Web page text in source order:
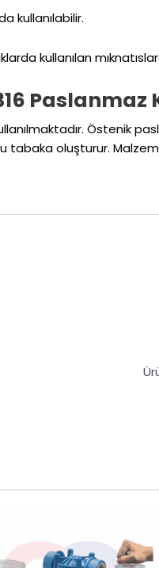
kullanılabilir.
kullanılan
Östenik
tabaka oluşturur.